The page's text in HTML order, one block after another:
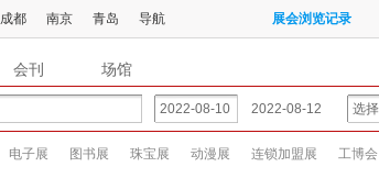
成都 南京 青岛 导航 展会浏览记录
会刊 场馆
电子展 图书展 珠宝展 动漫展 连锁加盟展 工博会